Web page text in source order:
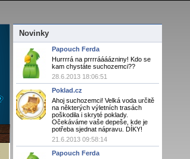
Novinky
Papouch Ferda
Hurrrrá na prrrráááázniny! Kdo se
kam chystáte suchozemci??
28.6.2013 18:06:51
Poklad.cz
Ahoj suchozemci! Velká voda určitě
na některých výletních trasách
poškodila i skryté poklady.
Očekáváme vaše depeše, kde je
potřeba sjednat nápravu. DÍKY!
21.6.2013 09:58:14
Papouch Ferda